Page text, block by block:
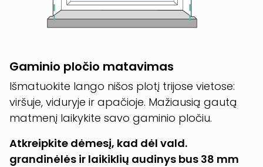
Gaminio pločio matavimas
Išmatuokite lango nišos plotį trijose vietose:
viršuje, viduryje ir apačioje. Mažiausią gautą
matmenį laikykite savo gaminio pločiu.
Atkreipkite dėmesį, kad dėl vald.
grandinėlės ir laikiklių audinys bus 38 mm